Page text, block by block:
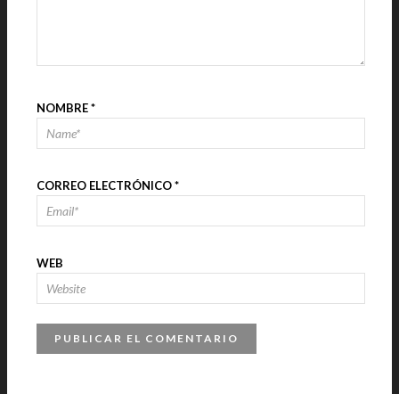
NOMBRE*
CORREO ELECTRÓNICO*
WEB